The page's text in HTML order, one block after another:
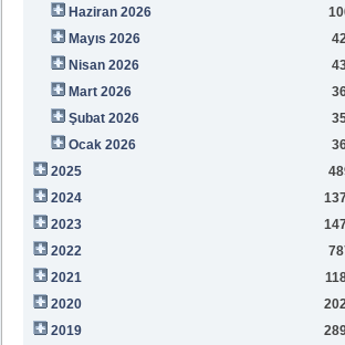
Haziran 2026
Mayıs 2026
Nisan 2026
Mart 2026
Şubat 2026
Ocak 2026
2025
2024
2023
2022
2021
2020
2019